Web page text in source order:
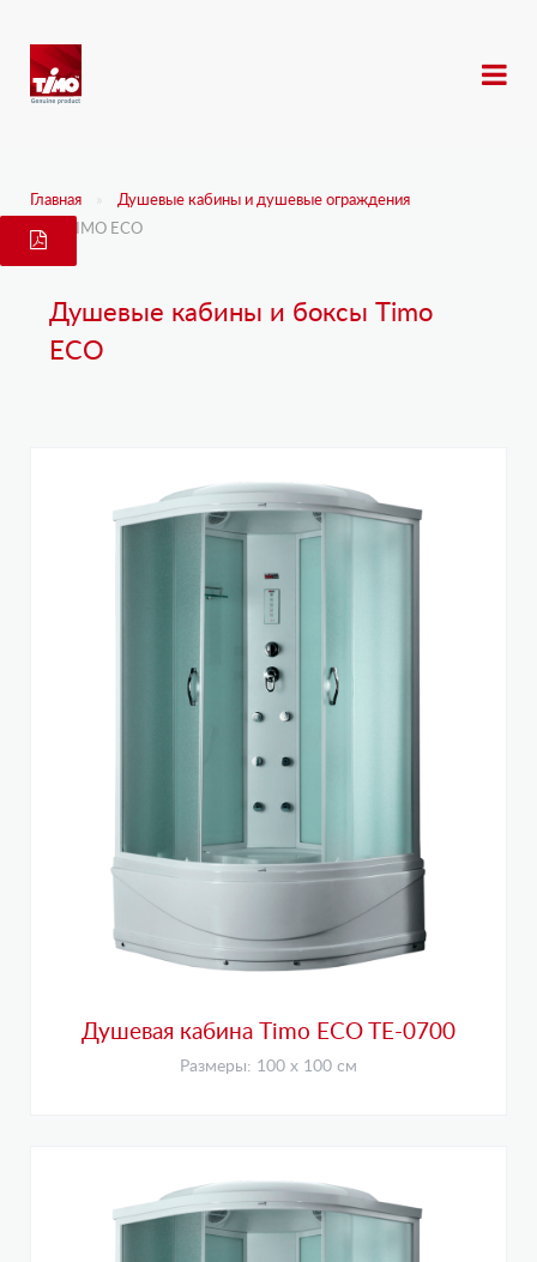
Главная
Душевые кабины и душевые ограждения
TIMO ECO
Душевые кабины и боксы Timo
ECO
Душевая кабина Timo ECO TE-0700
Размеры: 100 х 100 см